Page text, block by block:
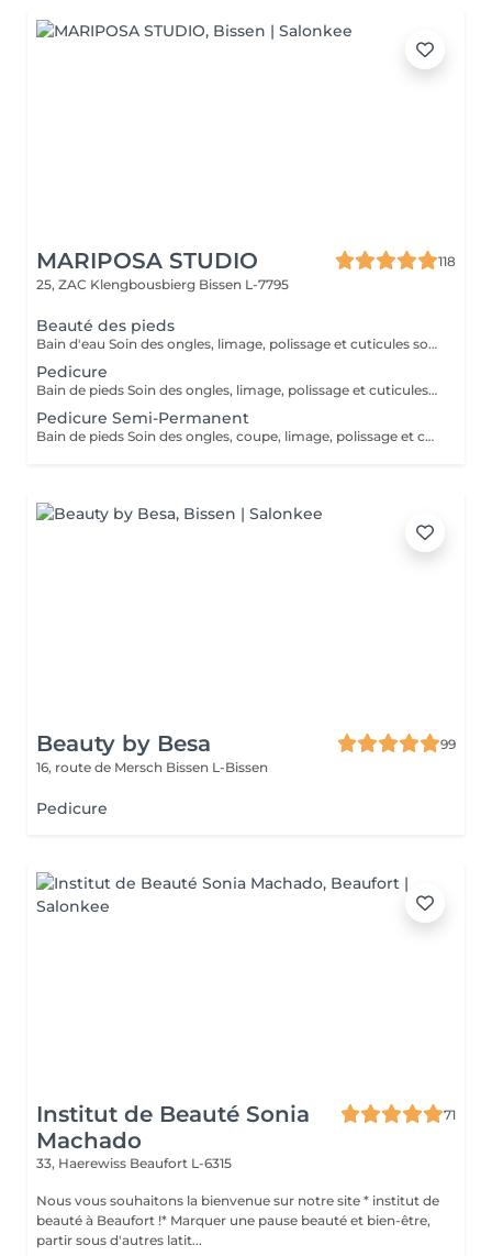
MARIPOSA STUDIO
118
25, ZAC Klengbousbierg Bissen L-7795
Beauté des pieds
Bain d'eau Soin des ongles, limage, polissage et cuticules soignées Élimination des peaux mortes (Sans Semi-Permanent)
Pedicure
Bain de pieds Soin des ongles, limage, polissage et cuticules soignées Élimination des peaux mortes Elimination des callosités et rugosités (Sans Semi-Permanent)
Pedicure Semi-Permanent
Bain de pieds Soin des ongles, coupe, limage, polissage et cuticules soignées Élimination des peaux mortes Finition semi-permanant
Beauty by Besa
99
16, route de Mersch Bissen L-Bissen
Pedicure
Institut de Beauté Sonia
Machado
71
33, Haerewiss Beaufort L-6315
Nous vous souhaitons la bienvenue sur notre site * institut de
beauté à Beaufort !* Marquer une pause beauté et bien-être,
partir sous d'autres latit...